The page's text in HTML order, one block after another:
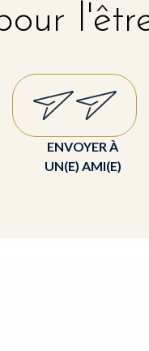
ENVOYER À
UN(E) AMI(E)